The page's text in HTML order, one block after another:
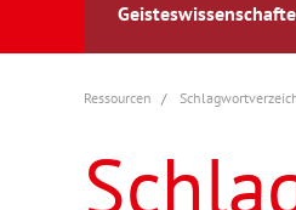
Archäologie
Berufs- und
Arbeitsmarktforschung
Außenwirtschaft
berufsbildung
Ressourcen